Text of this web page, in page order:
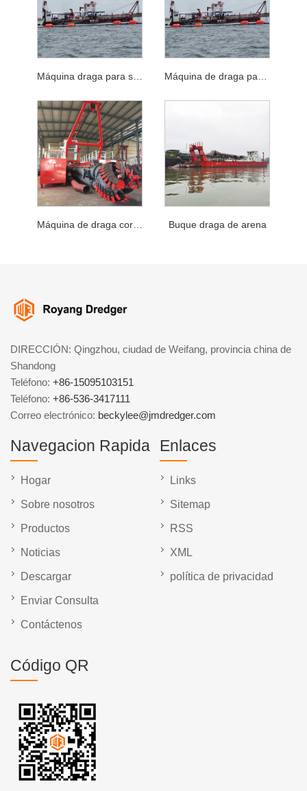
Máquina draga para succión y dragado de arena de río
Máquina de draga cortadora de arena de río Buque draga de arena
DIRECCIÓN: Qingzhou, ciudad de Weifang, provincia china de
Shandong
Teléfono: +86-15095103151
Teléfono: +86-536-3417111
Correo electrónico: beckylee@jmdredger.com
Navegacion Rapida
Hogar
Sobre nosotros
Productos
Noticias
Descargar
Enviar Consulta
Contáctenos
Enlaces
Links
Sitemap
RSS
XML
política de privacidad
Código QR